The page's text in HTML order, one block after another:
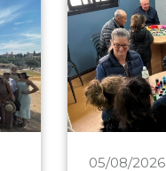
Assistência
05/08/2026